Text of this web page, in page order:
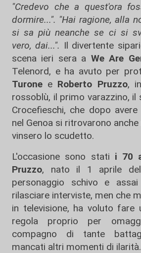
"Credevo che a quest'ora
dormire...". "Hai ragione, alla
si sa più neanche se ci si
vero, dai...". Il divertente
scena ieri sera a We Are
Telenord, e ha avuto per
Turone e Roberto Pruzzo,
rossoblù, il primo varazzino, il
Crocefieschi, che dopo
nel Genoa si ritrovarono
vinsero lo scudetto.
L'occasione sono stati i 70
Pruzzo, nato il 1 aprile del
personaggio schivo e
rilasciare interviste, men che
in televisione, ha voluto fare
regola proprio per
compagno di tante
mancati altri momenti di ilarità.